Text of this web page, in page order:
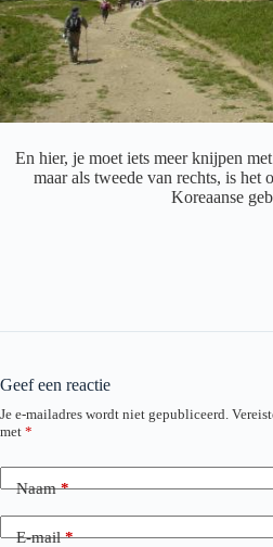
En hier, je moet iets meer knijpen
maar als tweede van rechts, is het
Koreaanse
Geef een reactie
Je e-mailadres wordt niet gepubliceerd.
met *
Naam*
E-mail*